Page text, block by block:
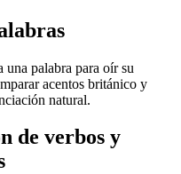
palabra para oír su
acentos británico y
natural.
de verbos y